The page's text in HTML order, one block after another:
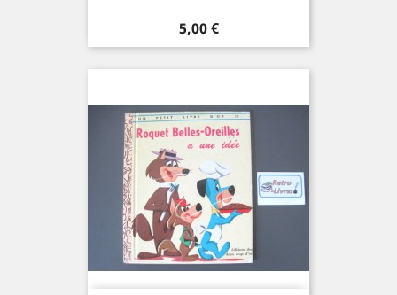
Prix
5,00 €